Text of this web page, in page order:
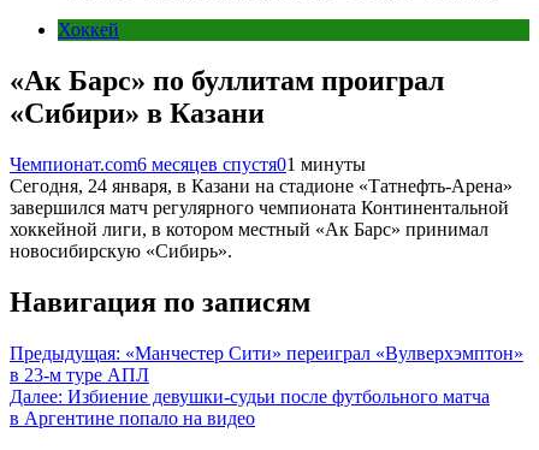
Хоккей
«Ак Барс» по буллитам проиграл
«Сибири» в Казани
Чемпионат.com6 месяцев спустя01 минуты
Сегодня, 24 января, в Казани на стадионе «Татнефть-Арена»
завершился матч регулярного чемпионата Континентальной
хоккейной лиги, в котором местный «Ак Барс» принимал
новосибирскую «Сибирь».
Навигация по записям
Предыдущая: «Манчестер Сити» переиграл «Вулверхэмптон»
в 23-м туре АПЛ
Далее: Избиение девушки-судьи после футбольного матча
в Аргентине попало на видео